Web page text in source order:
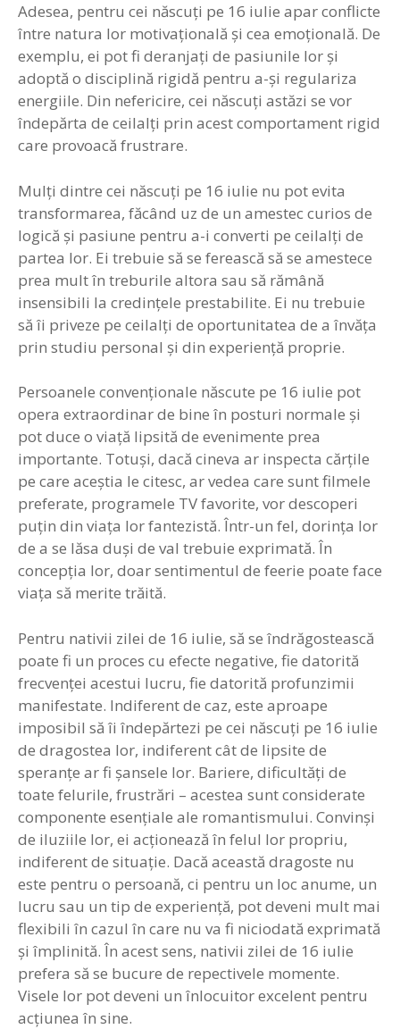
Adesea, pentru cei născuţi pe 16 iulie apar conflicte
între natura lor motivaţională şi cea emoţională. De
exemplu, ei pot fi deranjaţi de pasiunile lor şi
adoptă o disciplină rigidă pentru a-şi regulariza
energiile. Din nefericire, cei născuţi astăzi se vor
îndepărta de ceilalţi prin acest comportament rigid
care provoacă frustrare.
Mulţi dintre cei născuţi pe 16 iulie nu pot evita
transformarea, făcând uz de un amestec curios de
logică şi pasiune pentru a-i converti pe ceilalţi de
partea lor. Ei trebuie să se ferească să se amestece
prea mult în treburile altora sau să rămână
insensibili la credinţele prestabilite. Ei nu trebuie
să îi priveze pe ceilalţi de oportunitatea de a învăţa
prin studiu personal şi din experienţă proprie.
Persoanele convenţionale născute pe 16 iulie pot
opera extraordinar de bine în posturi normale şi
pot duce o viaţă lipsită de evenimente prea
importante. Totuşi, dacă cineva ar inspecta cărţile
pe care aceştia le citesc, ar vedea care sunt filmele
preferate, programele TV favorite, vor descoperi
puţin din viaţa lor fantezistă. Într-un fel, dorinţa lor
de a se lăsa duşi de val trebuie exprimată. În
concepţia lor, doar sentimentul de feerie poate face
viaţa să merite trăită.
Pentru nativii zilei de 16 iulie, să se îndrăgostească
poate fi un proces cu efecte negative, fie datorită
frecvenţei acestui lucru, fie datorită profunzimii
manifestate. Indiferent de caz, este aproape
imposibil să îi îndepărtezi pe cei născuţi pe 16 iulie
de dragostea lor, indiferent cât de lipsite de
speranţe ar fi şansele lor. Bariere, dificultăţi de
toate felurile, frustrări – acestea sunt considerate
componente esenţiale ale romantismului. Convinşi
de iluziile lor, ei acţionează în felul lor propriu,
indiferent de situaţie. Dacă această dragoste nu
este pentru o persoană, ci pentru un loc anume, un
lucru sau un tip de experienţă, pot deveni mult mai
flexibili în cazul în care nu va fi niciodată exprimată
şi împlinită. În acest sens, nativii zilei de 16 iulie
prefera să se bucure de repectivele momente.
Visele lor pot deveni un înlocuitor excelent pentru
acţiunea în sine.